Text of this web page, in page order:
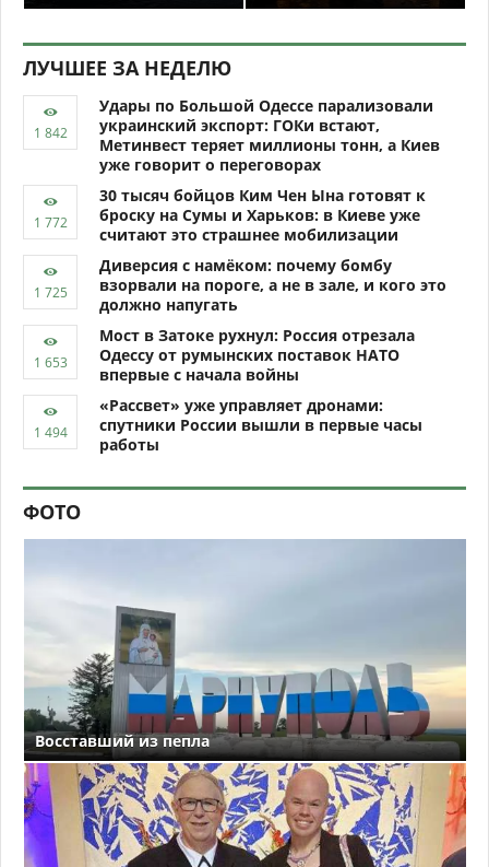
ЛУЧШЕЕ ЗА НЕДЕЛЮ
Удары по Большой Одессе парализовали
украинский экспорт: ГОКи встают,
Метинвест теряет миллионы тонн, а Киев
уже говорит о переговорах
30 тысяч бойцов Ким Чен Ына готовят к
броску на Сумы и Харьков: в Киеве уже
считают это страшнее мобилизации
Диверсия с намёком: почему бомбу
взорвали на пороге, а не в зале, и кого это
должно напугать
Мост в Затоке рухнул: Россия отрезала
Одессу от румынских поставок НАТО
впервые с начала войны
«Рассвет» уже управляет дронами:
спутники России вышли в первые часы
работы
ФОТО
Восставший из пепла